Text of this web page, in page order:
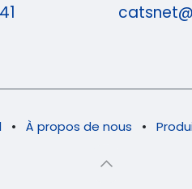
• À propos de nous •